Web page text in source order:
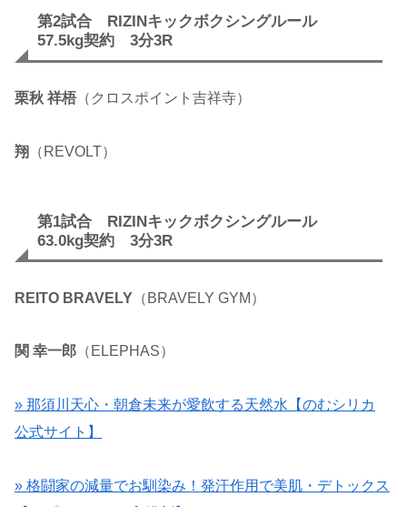
第2試合 RIZINキックボクシングルール
57.5kg契約 3分3R
栗秋 祥梧 （クロスポイント吉祥寺）
翔 （REVOLT）
第1試合 RIZINキックボクシングルール
63.0kg契約 3分3R
REITO BRAVELY （BRAVELY GYM）
関 幸一郎 （ELEPHAS）
» 那須川天心・朝倉未来が愛飲する天然水【のむシリカ
公式サイト】
» 格闘家の減量でお馴染み！発汗作用で美肌・デトックス